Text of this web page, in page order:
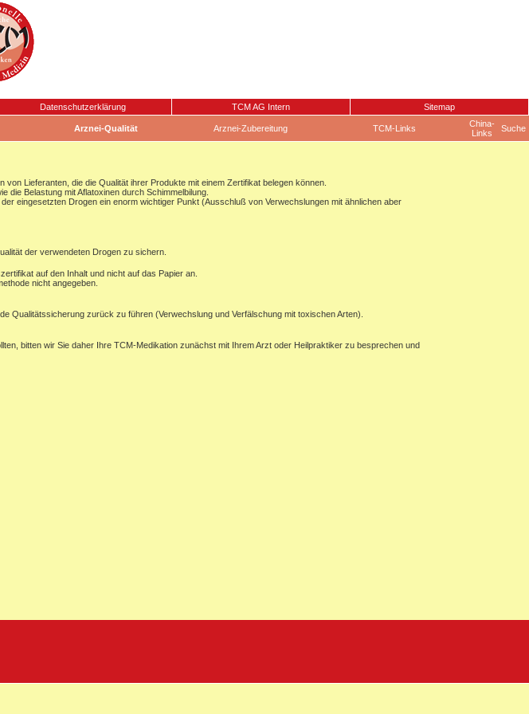
Datenschutzerklärung TCM AG Intern Sitemap
Arznei-Qualität Arznei-Zubereitung TCM-Links
China-
Links
Suche
Lieferanten, die die Qualität ihrer Produkte mit einem Zertifikat belegen können.
die Belastung mit Aflatoxinen durch Schimmelbilung.
eingesetzten Drogen ein enorm wichtiger Punkt (Ausschluß von Verwechslungen mit ähnlichen aber
der verwendeten Drogen zu sichern.
auf den Inhalt und nicht auf das Papier an.
nicht angegeben.
Qualitätssicherung zurück zu führen (Verwechslung und Verfälschung mit toxischen Arten).
bitten wir Sie daher Ihre TCM-Medikation zunächst mit Ihrem Arzt oder Heilpraktiker zu besprechen und